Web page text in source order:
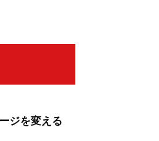
ジを変える